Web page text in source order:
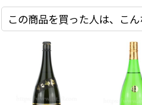
この商品を買った人は、こ